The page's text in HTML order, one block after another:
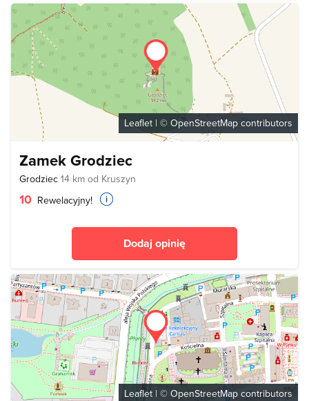
Leaflet | © OpenStreetMap contributors
Zamek Grodziec
Grodziec 14 km od Kruszyn
10 Rewelacyjny!
Dodaj opinię
Leaflet | © OpenStreetMap contributors